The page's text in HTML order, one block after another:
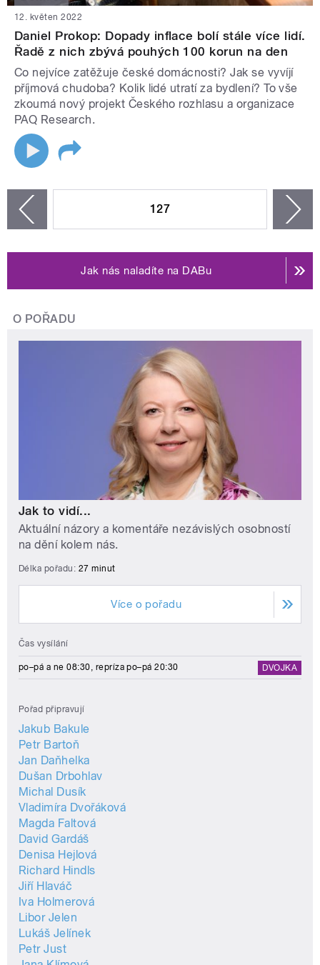
12. květen 2022
Daniel Prokop: Dopady inflace bolí stále více lidí.
Řadě z nich zbývá pouhých 100 korun na den
Co nejvíce zatěžuje české domácnosti? Jak se vyvíjí
příjmová chudoba? Kolik lidé utratí za bydlení? To vše
zkoumá nový projekt Českého rozhlasu a organizace
PAQ Research.
127
Jak nás naladíte na DABu
O POŘADU
Jak to vidí...
Aktuální názory a komentáře nezávislých osobností
na dění kolem nás.
Délka pořadu: 27 minut
Více o pořadu
Čas vysílání
po–pá a ne 08:30, repríza po–pá 20:30 DVOJKA
Pořad připravují
Jakub Bakule
Petr Bartoň
Jan Daňhelka
Dušan Drbohlav
Michal Dusík
Vladimíra Dvořáková
Magda Faltová
David Gardáš
Denisa Hejlová
Richard Hindls
Jiří Hlaváč
Iva Holmerová
Libor Jelen
Lukáš Jelínek
Petr Just